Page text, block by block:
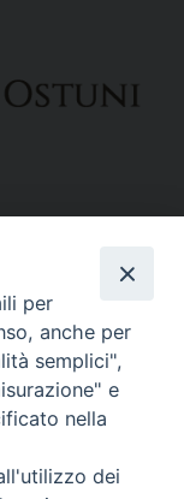
per
anche per
semplici",
e
nella
dei